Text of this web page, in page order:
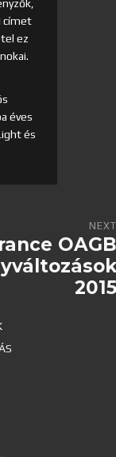
címet
ez
éves
és
NEXT
OAGB
2015